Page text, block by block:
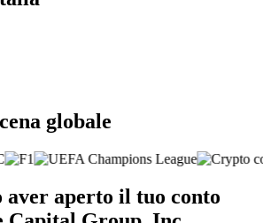
globale
aver aperto il tuo conto